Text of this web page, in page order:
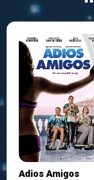
Adios Amigos